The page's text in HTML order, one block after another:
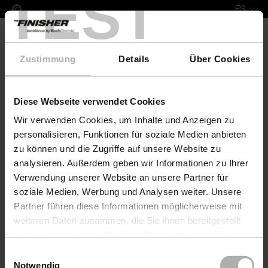
TEST
Zustimmung Details Über Cookies
Diese Webseite verwendet Cookies
Wir verwenden Cookies, um Inhalte und Anzeigen zu
personalisieren, Funktionen für soziale Medien anbieten
zu können und die Zugriffe auf unsere Website zu
analysieren. Außerdem geben wir Informationen zu Ihrer
Verwendung unserer Website an unsere Partner für
soziale Medien, Werbung und Analysen weiter. Unsere
Partner führen diese Informationen möglicherweise mit
weiteren Daten zusammen, die Sie ihnen bereitgestellt
Einstellungen zu den Cookies finden Sie unter
Notwendig
ES
COLOURLOCK Leather Fresh Colour & Protect Set